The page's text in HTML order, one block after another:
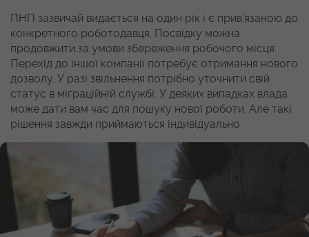
ПНП зазвичай видається на один рік і є прив’язаною до
конкретного роботодавця. Посвідку можна
продовжити за умови збереження робочого місця.
Перехід до іншої компанії потребує отримання нового
дозволу. У разі звільнення потрібно уточнити свій
статус в міграційній службі. У деяких випадках влада
може дати вам час для пошуку нової роботи. Але такі
рішення завжди приймаються індивідуально.